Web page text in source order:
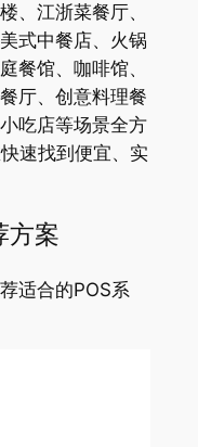
、江浙菜餐厅、
式中餐店、火锅
餐馆、咖啡馆、
厅、创意料理餐
吃店等场景全方
速找到便宜、实
方案
适合的POS系